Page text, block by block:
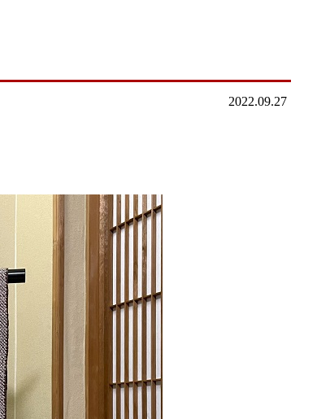
2022.09.27